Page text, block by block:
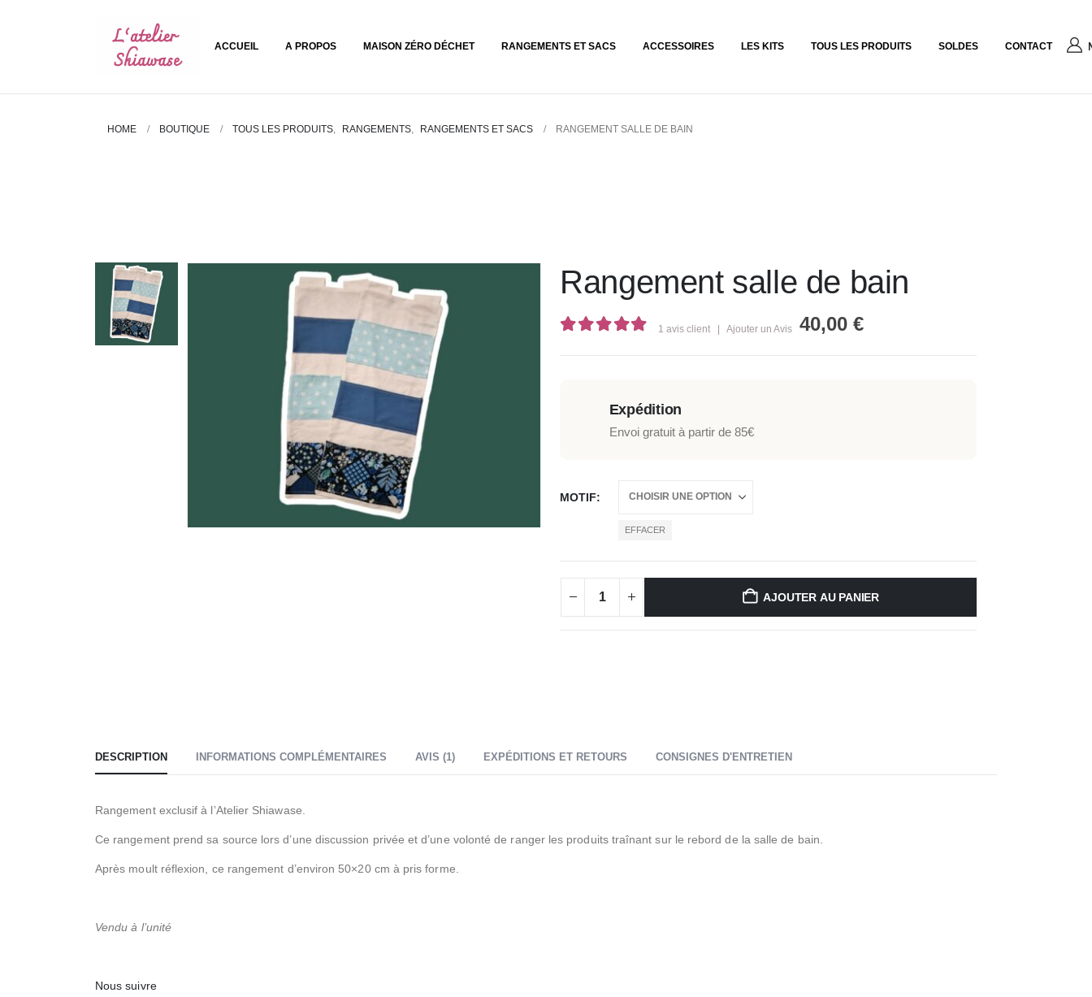
ACCUEIL A PROPOS MAISON ZÉRO DÉCHET RANGEMENTS ET SACS ACCESSOIRES LES KITS TOUS LES PRODUITS SOLDES CONTACT
HOME BOUTIQUE TOUS LES PRODUITS RANGEMENTS RANGEMENTS ET SACS RANGEMENT SALLE DE BAIN
Rangement salle de bain
1 avis client | Ajouter un Avis 40,00 €
Expédition
Envoi gratuit à partir de 85€
MOTIF
EFFACER
AJOUTER AU PANIER
DESCRIPTION INFORMATIONS COMPLÉMENTAIRES AVIS (1) EXPÉDITIONS ET RETOURS CONSIGNES D'ENTRETIEN
Rangement exclusif à l’Atelier Shiawase.
Ce rangement prend sa source lors d’une discussion privée et d’une volonté de ranger les produits traînant sur le rebord de la salle de bain.
Après moult réflexion, ce rangement d’environ 50×20 cm à pris forme.
Vendu à l’unité
Nous suivre